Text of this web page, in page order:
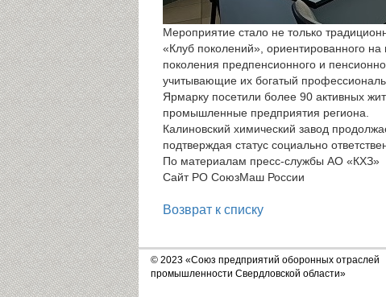
Мероприятие стало не только
«Клуб поколений», ориентированного
поколения предпенсионного и
учитывающие их богатый
Ярмарку посетили более 90 активных
промышленные предприятия региона.
Калиновский химический завод
подтверждая статус социально
По материалам пресс-службы АО «КХЗ»
Сайт РО СоюзМаш России
Возврат к списку
© 2023 «Союз предприятий оборонных отраслей
промышленности Свердловской области»